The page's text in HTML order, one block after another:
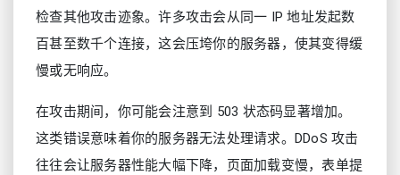
检查其他攻击迹象。许多攻击会从同一 IP 地址发起数
百甚至数千个连接，这会压垮你的服务器，使其变得缓
慢或无响应。
在攻击期间，你可能会注意到 503 状态码显著增加。
这类错误意味着你的服务器无法处理请求。DDoS 攻击
往往会让服务器性能大幅下降，页面加载变慢，表单提